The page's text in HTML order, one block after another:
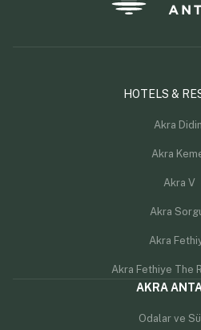
HOTELS &
Akra
Akra
Akra V
Akra
Akra
Akra Fethiye The
AKRA
Odalar ve